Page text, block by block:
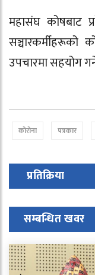
महासंघ कोषबाट
सञ्चारकर्मीहरूको
उपचारमा सहयोग
कोरोना पत्रकार
प्रतिक्रिया
सम्बन्धित खवर